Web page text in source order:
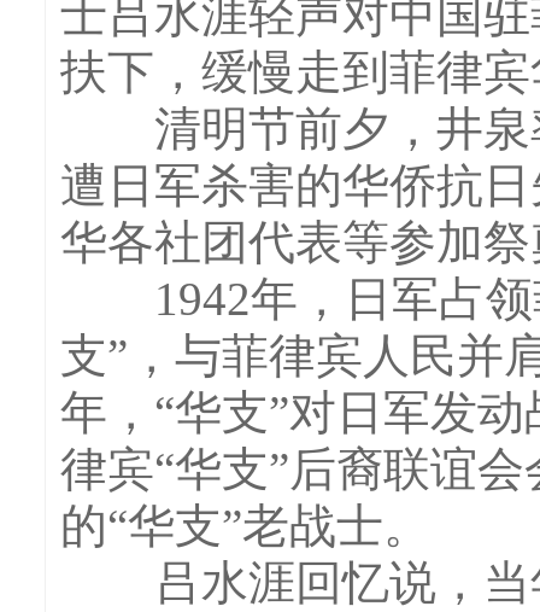
士吕水涯轻声对中国
扶下，缓慢走到菲律
清明节前夕，井泉
遭日军杀害的华侨抗
华各社团代表等参加
1942年，日军占领
支”，与菲律宾人民并
年，“华支”对日军发
律宾“华支”后裔联谊
的“华支”老战士。
吕水涯回忆说，当